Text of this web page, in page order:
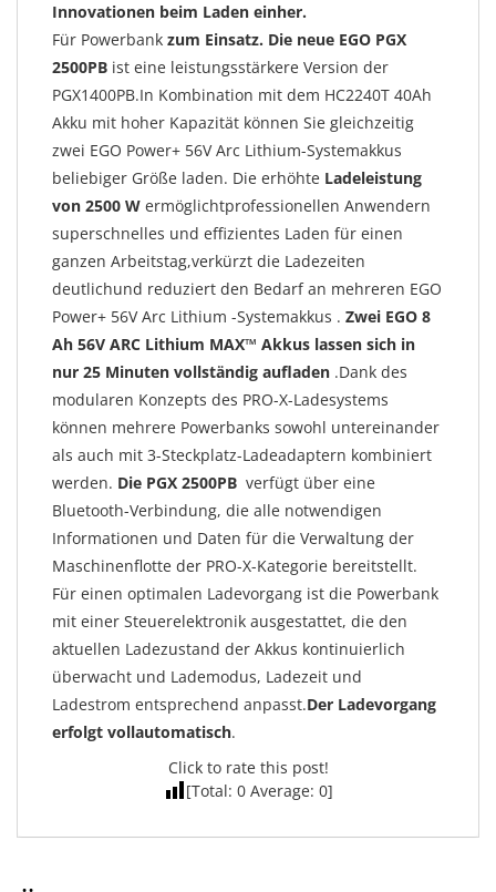
Innovationen beim Laden einher.
Für Powerbank zum Einsatz. Die neue EGO PGX
2500PB ist eine leistungsstärkere Version der
PGX1400PB.In Kombination mit dem HC2240T 40Ah
Akku mit hoher Kapazität können Sie gleichzeitig
zwei EGO Power+ 56V Arc Lithium-Systemakkus
beliebiger Größe laden. Die erhöhte Ladeleistung
von 2500 W ermöglichtprofessionellen Anwendern
superschnelles und effizientes Laden für einen
ganzen Arbeitstag,verkürzt die Ladezeiten
deutlichund reduziert den Bedarf an mehreren EGO
Power+ 56V Arc Lithium -Systemakkus . Zwei EGO 8
Ah 56V ARC Lithium MAX™ Akkus lassen sich in
nur 25 Minuten vollständig aufladen .Dank des
modularen Konzepts des PRO-X-Ladesystems
können mehrere Powerbanks sowohl untereinander
als auch mit 3-Steckplatz-Ladeadaptern kombiniert
werden. Die PGX 2500PB verfügt über eine
Bluetooth-Verbindung, die alle notwendigen
Informationen und Daten für die Verwaltung der
Maschinenflotte der PRO-X-Kategorie bereitstellt.
Für einen optimalen Ladevorgang ist die Powerbank
mit einer Steuerelektronik ausgestattet, die den
aktuellen Ladezustand der Akkus kontinuierlich
überwacht und Lademodus, Ladezeit und
Ladestrom entsprechend anpasst.Der Ladevorgang
erfolgt vollautomatisch.
Click to rate this post!
[Total: 0Average: 0]